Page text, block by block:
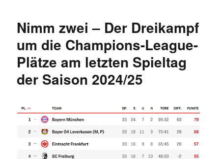
Was
neu?
Nimm zwei – Der Dreikampf
um die Champions-League-
Plätze am letzten Spieltag
der Saison 2024/25